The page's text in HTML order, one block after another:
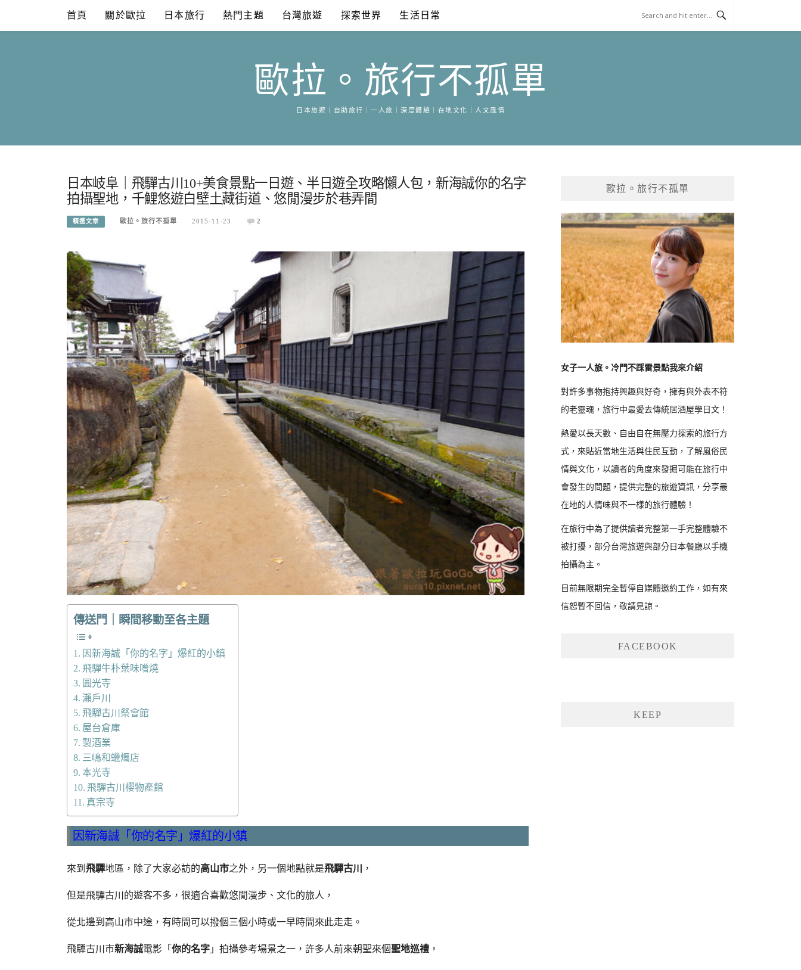
content
首頁 關於歐拉 日本旅行 熱門主題 台灣旅遊 探索世界 生活日常
歐拉。旅行不孤單
日本旅遊｜自助旅行｜一人旅｜深度體驗｜在地文化｜人文風情
日本岐阜｜飛驒古川10+美食景點一日遊、半日遊全攻略懶人包，新海誠你的名字
拍攝聖地，千鯉悠遊白壁土藏街道、悠閒漫步於巷弄間
精選文章 歐拉。旅行不孤單 2015-11-23 2
傳送門｜瞬間移動至各主題
因新海誠「你的名字」爆紅的小鎮
飛驒牛朴葉味噌燒
圓光寺
瀨戶川
飛驒古川祭會館
屋台倉庫
製酒業
三嶋和蠟燭店
本光寺
飛驒古川櫻物產館
真宗寺
因新海誠「你的名字」爆紅的小鎮
來到 飛驒地區，除了大家必訪的高山市之外，另一個地點就是飛驒古川 ，
但是飛驒古川的遊客不多，很適合喜歡悠閒漫步、文化的旅人，
從北邊到高山市中途，有時間可以撥個三個小時或一早時間來此走走。
飛驒古川市新海誠電影「 你的名字 」拍攝參考場景之一，許多人前來朝聖來個聖地巡禮 ，
歐拉。旅行不孤單
女子一人旅。冷門不踩雷景點我來介紹
對許多事物抱持興趣與好奇，擁有與外表不符
的老靈魂，旅行中最愛去傳統居酒屋學日文！
熱愛以長天數、自由自在無壓力探索的旅行方
式，來貼近當地生活與住民互動，了解風俗民
情與文化，以讀者的角度來發掘可能在旅行中
會發生的問題，提供完整的旅遊資訊，分享最
在地的人情味與不一樣的旅行體驗！
在旅行中為了提供讀者完整第一手完整體驗不
被打擾，部分台灣旅遊與部分日本餐廳以手機
拍攝為主。
目前無限期完全暫停自媒體邀約工作，如有來
信恕暫不回信，敬請見諒。
FACEBOOK
KEEP